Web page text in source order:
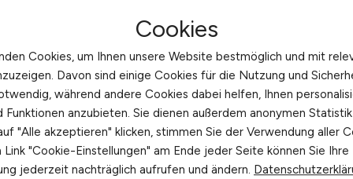
Effizienz und
immer größere Rolle im Gesundheitswesen, um die
zu sichern. Ob als Gesundheitsökonom, in der
finden Sie gezielt Stellenangebote
im Gesundheitsbereich einbringen möchten.
Cookies
Cookies, um Ihnen unsere Website bestmöglich und mit
Davon sind einige Cookies für die Nutzung und
während andere Cookies dabei helfen, Ihnen
Funktionen anzubieten. Sie dienen außerdem anonymen
"Alle akzeptieren" klicken, stimmen Sie der Verwendung aller
"Cookie-Einstellungen" am Ende jeder Seite können Sie Ihre
jederzeit nachträglich aufrufen und ändern.